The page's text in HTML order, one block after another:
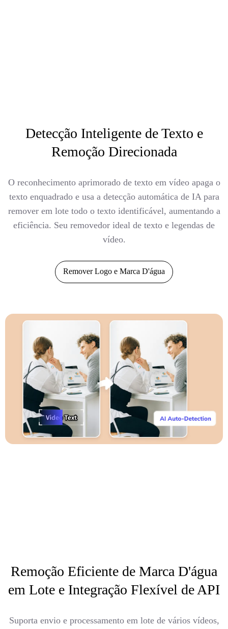
Detecção Inteligente de Texto e
Remoção Direcionada
O reconhecimento aprimorado de texto em vídeo apaga o
texto enquadrado e usa a detecção automática de IA para
remover em lote todo o texto identificável, aumentando a
eficiência. Seu removedor ideal de texto e legendas de
vídeo.
Remover Logo e Marca D'água
Remoção Eficiente de Marca D'água
em Lote e Integração Flexível de API
Suporta envio e processamento em lote de vários vídeos,